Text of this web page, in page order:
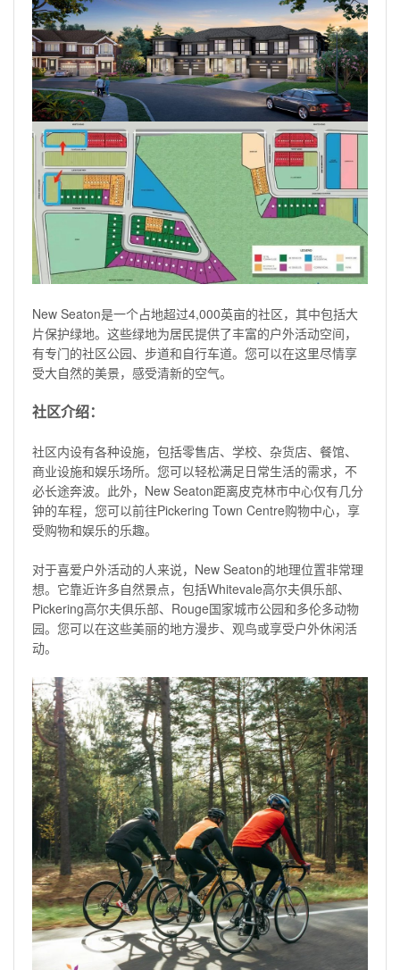
New Seaton是一个占地超过4,000英亩的社区，其中包括大
片保护绿地。这些绿地为居民提供了丰富的户外活动空间，
有专门的社区公园、步道和自行车道。您可以在这里尽情享
受大自然的美景，感受清新的空气。
社区介绍：
社区内设有各种设施，包括零售店、学校、杂货店、餐馆、
商业设施和娱乐场所。您可以轻松满足日常生活的需求，不
必长途奔波。此外，New Seaton距离皮克林市中心仅有几分
钟的车程，您可以前往Pickering Town Centre购物中心，享
受购物和娱乐的乐趣。
对于喜爱户外活动的人来说，New Seaton的地理位置非常理
想。它靠近许多自然景点，包括Whitevale高尔夫俱乐部、
Pickering高尔夫俱乐部、Rouge国家城市公园和多伦多动物
园。您可以在这些美丽的地方漫步、观鸟或享受户外休闲活
动。